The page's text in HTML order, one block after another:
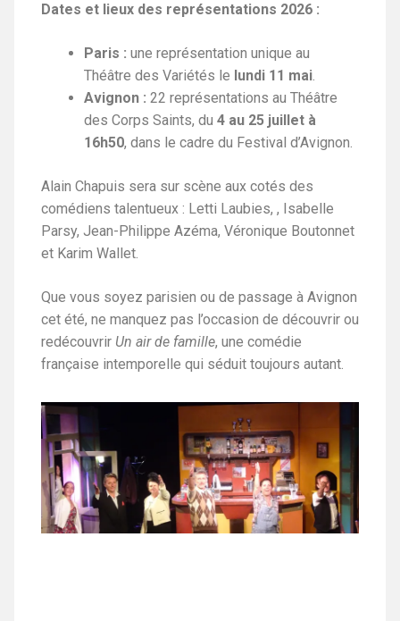
Dates et lieux des représentations 2026 :
Paris : une représentation unique au
Théâtre des Variétés le lundi 11 mai.
Avignon : 22 représentations au Théâtre
des Corps Saints, du 4 au 25 juillet à
16h50, dans le cadre du Festival d’Avignon.
Alain Chapuis sera sur scène aux cotés des
comédiens talentueux : Letti Laubies, , Isabelle
Parsy, Jean-Philippe Azéma, Véronique Boutonnet
et Karim Wallet.
Que vous soyez parisien ou de passage à Avignon
cet été, ne manquez pas l’occasion de découvrir ou
redécouvrir Un air de famille, une comédie
française intemporelle qui séduit toujours autant.